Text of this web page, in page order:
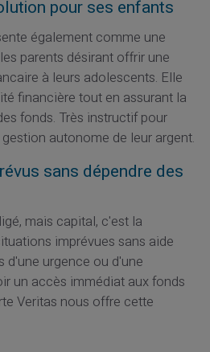
pour ses enfants
également comme une
parents désirant offrir une
à leurs adolescents. Elle
financière tout en assurant la
fonds. Très instructif pour
autonome de leur argent.
sans dépendre des
mais capital, c'est la
imprévues sans aide
d'une urgence ou d'une
un accès immédiat aux fonds
Veritas nous offre cette